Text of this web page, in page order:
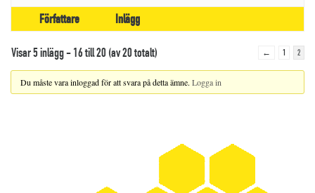
Författare Inlägg
Visar 5 inlägg - 16 till 20 (av 20 totalt) ← 1 2
Du måste vara inloggad för att svara på detta ämne. Logga in